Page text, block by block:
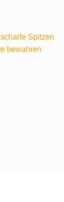
Spitzen
bewahren